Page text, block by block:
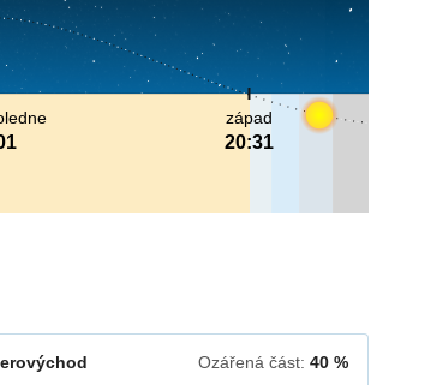
západ
20:31
Ozářená část: 40 %